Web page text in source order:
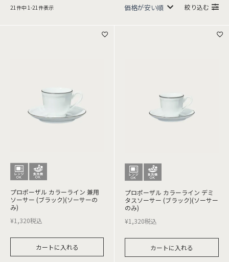
21 件中 1 -21 件表示 絞り込む
プロポーザル カラーライン 兼用
ソーサー (ブラック)(ソーサーの
み)
¥1,320税込
カートに入れる
プロポーザル カラーライン デミ
タスソーサー (ブラック)(ソーサー
のみ)
¥1,320税込
カートに入れる